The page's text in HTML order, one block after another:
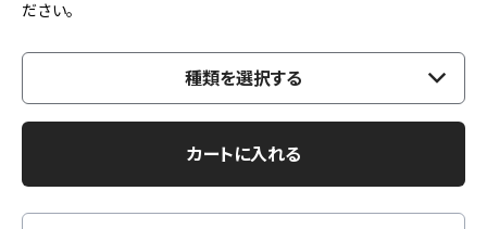
ださい。
種類を選択する
カートに入れる